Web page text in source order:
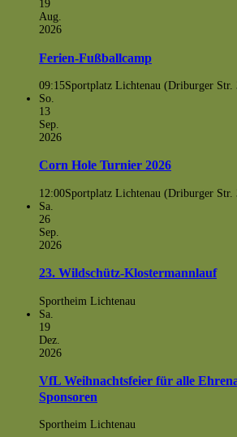
19
Aug.
2026
Ferien-Fußballcamp
09:15Sportplatz Lichtenau (Driburger Str.
So.
13
Sep.
2026
Corn Hole Turnier 2026
12:00Sportplatz Lichtenau (Driburger Str.
Sa.
26
Sep.
2026
23. Wildschütz-Klostermannlauf
Sportheim Lichtenau
Sa.
19
Dez.
2026
VfL Weihnachtsfeier für alle
Sponsoren
Sportheim Lichtenau